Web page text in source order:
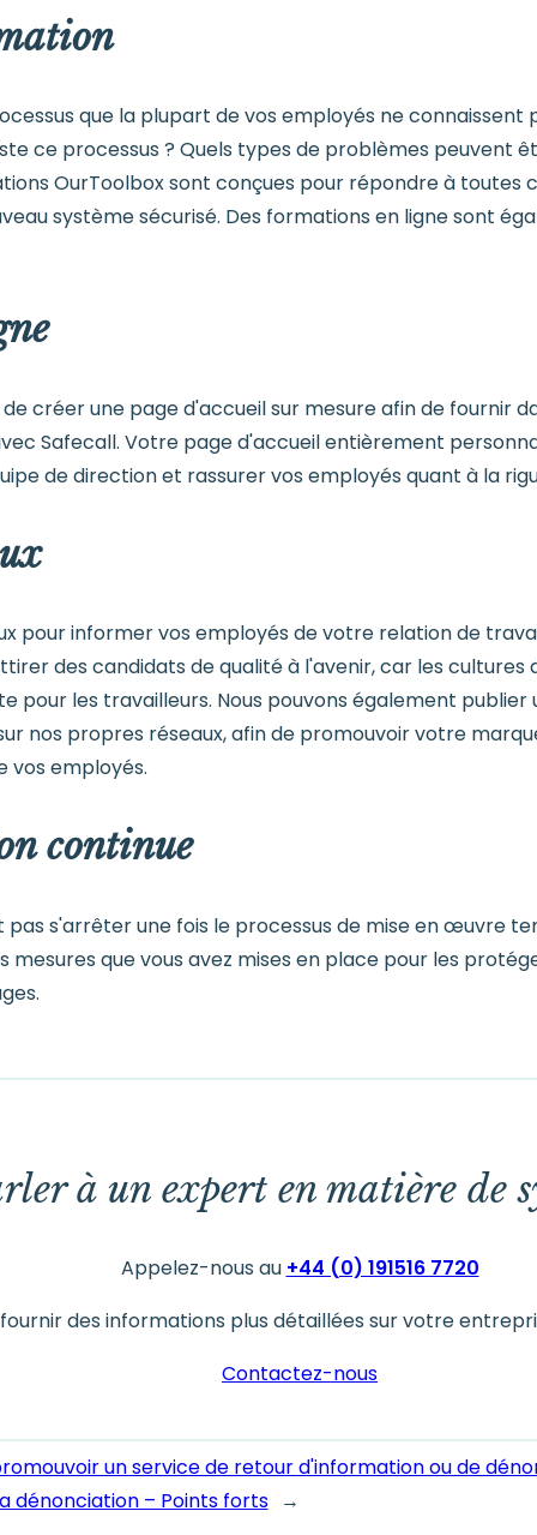
que la plupart de vos employés ne connaissent
ce processus ? Quels types de problèmes peuvent
OurToolbox sont conçues pour répondre à toutes
système sécurisé. Des formations en ligne sont
créer une page d'accueil sur mesure afin de fournir
Safecall. Votre page d'accueil entièrement
de direction et rassurer vos employés quant à la
pour informer vos employés de votre relation de
des candidats de qualité à l'avenir, car les
pour les travailleurs. Nous pouvons également publier
nos propres réseaux, afin de promouvoir votre
vos employés.
continue
pas s'arrêter une fois le processus de mise en œuvre
mesures que vous avez mises en place pour les
à un expert en matière de
Appelez-nous au +44 (0) 191516 7720
fournir des informations plus détaillées sur votre
Contactez-nous
un service de retour d'information ou de
dénonciation – Points forts →